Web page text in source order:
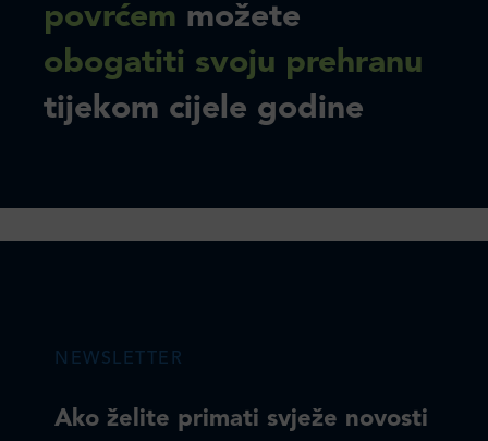
povrćem možete
obogatiti svoju prehranu
tijekom cijele godine
NEWSLETTER
Ako želite primati svježe novosti